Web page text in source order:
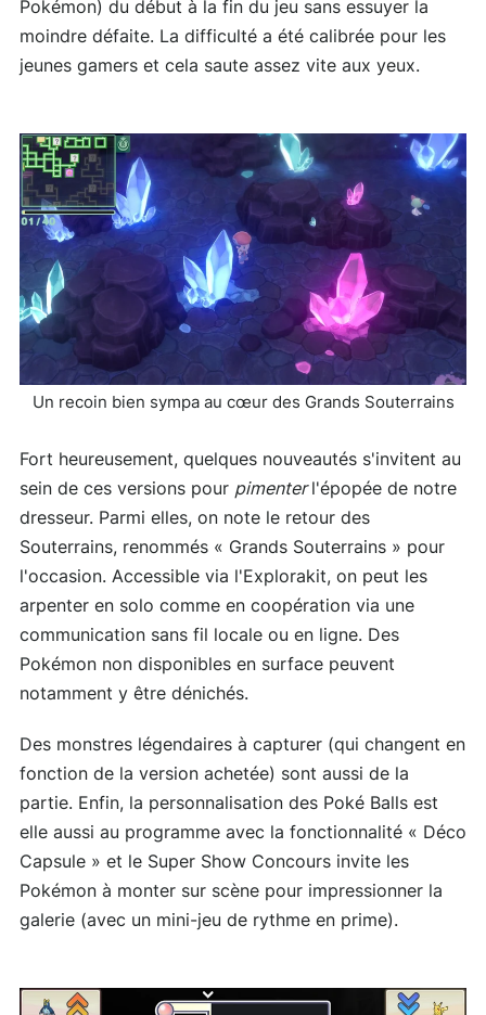
Pokémon) du début à la fin du jeu sans essuyer la
moindre défaite. La difficulté a été calibrée pour les
jeunes gamers et cela saute assez vite aux yeux.
Un recoin bien sympa au cœur des Grands Souterrains
Fort heureusement, quelques nouveautés s'invitent au
sein de ces versions pour pimenter l'épopée de notre
dresseur. Parmi elles, on note le retour des
Souterrains, renommés « Grands Souterrains » pour
l'occasion. Accessible via l'Explorakit, on peut les
arpenter en solo comme en coopération via une
communication sans fil locale ou en ligne. Des
Pokémon non disponibles en surface peuvent
notamment y être dénichés.
Des monstres légendaires à capturer (qui changent en
fonction de la version achetée) sont aussi de la
partie. Enfin, la personnalisation des Poké Balls est
elle aussi au programme avec la fonctionnalité « Déco
Capsule » et le Super Show Concours invite les
Pokémon à monter sur scène pour impressionner la
galerie (avec un mini-jeu de rythme en prime).